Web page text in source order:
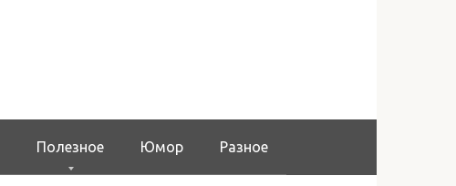
Полезное Юмор Разное